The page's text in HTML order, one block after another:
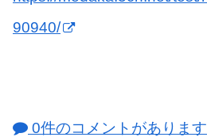
90940/
0件のコメントがあります